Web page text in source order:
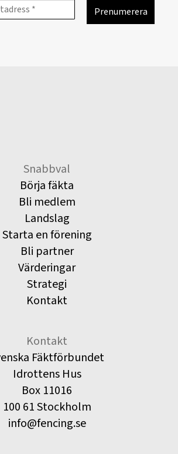
Snabbval
Börja fäkta
Bli medlem
Landslag
Starta en förening
Bli partner
Värderingar
Strategi
Kontakt
Kontakt
Fäktförbundet
Idrottens Hus
Box 11016
100 61 Stockholm
info@fencing.se